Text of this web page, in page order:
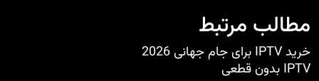
مطالب مرتبط
خرید IPTV برای جام جهانی 2026
IPTV بدون قطعی